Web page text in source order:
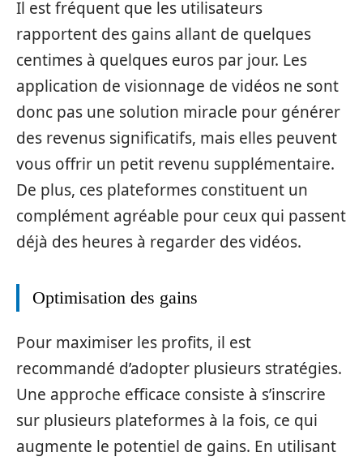
Il est fréquent que les utilisateurs
rapportent des gains allant de quelques
centimes à quelques euros par jour. Les
application de visionnage de vidéos ne sont
donc pas une solution miracle pour générer
des revenus significatifs, mais elles peuvent
vous offrir un petit revenu supplémentaire.
De plus, ces plateformes constituent un
complément agréable pour ceux qui passent
déjà des heures à regarder des vidéos.
Optimisation des gains
Pour maximiser les profits, il est
recommandé d’adopter plusieurs stratégies.
Une approche efficace consiste à s’inscrire
sur plusieurs plateformes à la fois, ce qui
augmente le potentiel de gains. En utilisant